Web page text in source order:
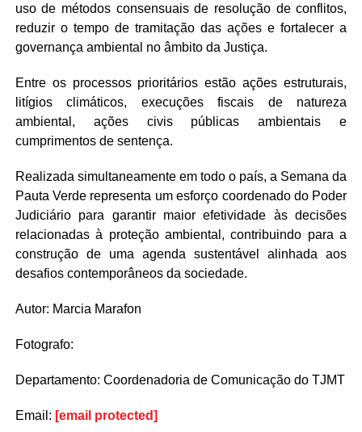
uso de métodos consensuais de resolução de conflitos,
reduzir o tempo de tramitação das ações e fortalecer a
governança ambiental no âmbito da Justiça.
Entre os processos prioritários estão ações estruturais,
litígios climáticos, execuções fiscais de natureza
ambiental, ações civis públicas ambientais e
cumprimentos de sentença.
Realizada simultaneamente em todo o país, a Semana da
Pauta Verde representa um esforço coordenado do Poder
Judiciário para garantir maior efetividade às decisões
relacionadas à proteção ambiental, contribuindo para a
construção de uma agenda sustentável alinhada aos
desafios contemporâneos da sociedade.
Autor: Marcia Marafon
Fotografo:
Departamento: Coordenadoria de Comunicação do TJMT
Email: [email protected]